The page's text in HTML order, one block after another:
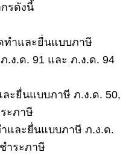
รดังนี้
ทำและยื่นแบบภาษี
.ง.ด. 91 และ ภ.ง.ด. 94
ะยื่นแบบภาษี ภ.ง.ด. 50,
ะภาษี
และยื่นแบบภาษี ภ.ง.ด.
ำระภาษี